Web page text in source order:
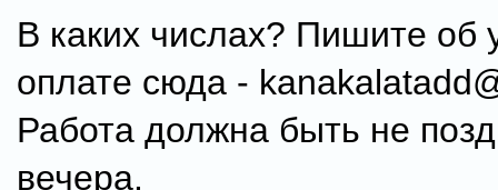
В каких числах? Пишите об
оплате сюда -
Работа должна быть не
вечера.